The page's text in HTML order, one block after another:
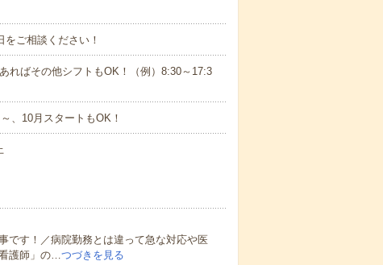
ご相談ください！
ればその他シフトもOK！（例）8:30～17:3
10月スタートもOK！
です！／病院勤務とは違って急な対応や医
護師」の… つづきを見る